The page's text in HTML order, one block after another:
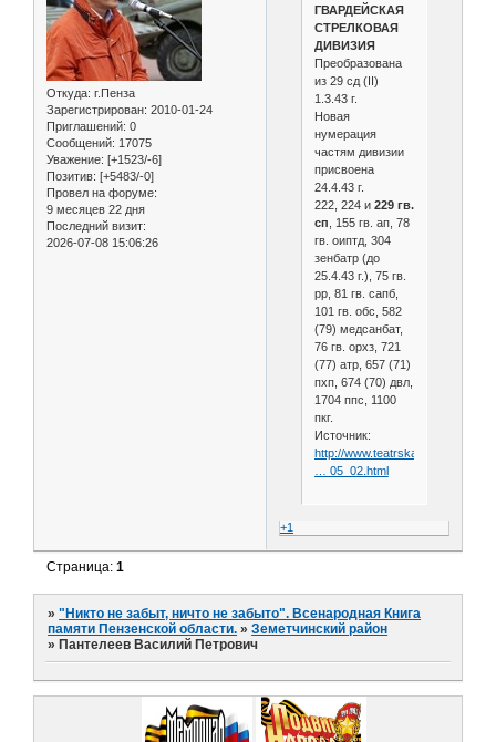
Откуда: г.Пенза
Зарегистрирован: 2010-01-24
Приглашений: 0
Сообщений: 17075
Уважение: [+1523/-6]
Позитив: [+5483/-0]
Провел на форуме:
9 месяцев 22 дня
Последний визит:
2026-07-08 15:06:26
ГВАРДЕЙСКАЯ
СТРЕЛКОВАЯ
ДИВИЗИЯ
Преобразована
из 29 сд (II)
1.3.43 г.
Новая
нумерация
частям дивизии
присвоена
24.4.43 г.
222, 224 и 229 гв.
сп , 155 гв. ап, 78
гв. оиптд, 304
зенбатр (до
25.4.43 г.), 75 гв.
рр, 81 гв. сапб,
101 гв. обс, 582
(79) медсанбат,
76 гв. орхз, 721
(77) атр, 657 (71)
пхп, 674 (70) двл,
1704 ппс, 1100
пкг.
Источник:
http://www.teatrskazka.com/
… 05_02.html
+1
Страница:1
»"Никто не забыт, ничто не забыто". Всенародная Книга
памяти Пензенской области. »Земетчинский район
» Пантелеев Василий Петрович